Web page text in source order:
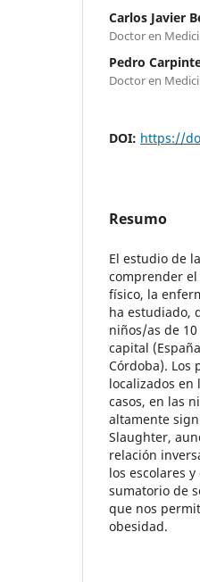
Carlos Javier
Doctor en
Pedro
Doctor en
DOI: https://
Resumo
El estudio de
comprender
físico, la
ha estudiado,
niños/as de
capital
Córdoba). Los
localizados en
casos, en las
altamente
Slaughter,
relación
los escolares
sumatorio de
que nos
obesidad.